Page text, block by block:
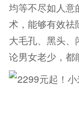
均等不尽如人意
术，能够有效祛
大毛孔、黑头
论男女老少，都